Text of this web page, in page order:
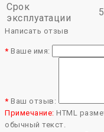
Срок
эксплуатации
Написать отзыв
Ваше имя:
Ваш отзыв:
Примечание: HTML
обычный текст.